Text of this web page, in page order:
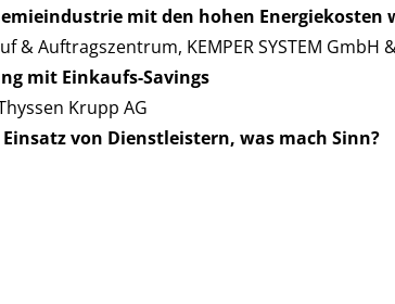
mit den hohen Energiekosten
Auftragszentrum, KEMPER SYSTEM GmbH
mit Einkaufs-Savings
Krupp AG
von Dienstleistern, was mach Sinn?